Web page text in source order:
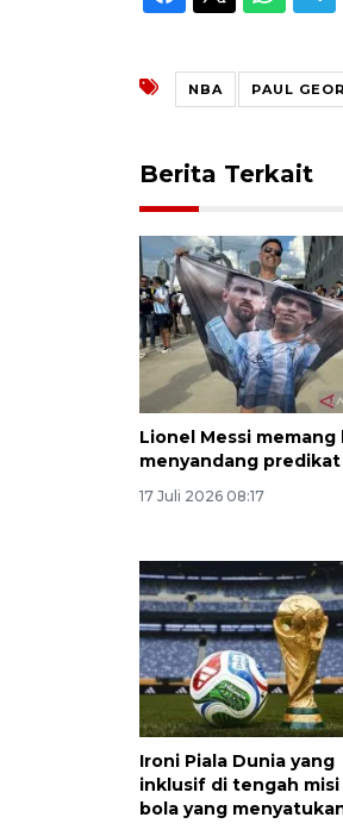
NBA PAUL
Berita Terkait
Lionel Messi memang
menyandang predikat
17 Juli 2026 08:17
Ironi Piala Dunia yang
inklusif di tengah misi
bola yang